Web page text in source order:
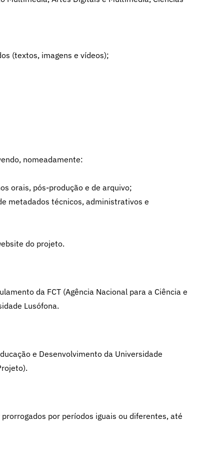
(textos, imagens e vídeos);
nomeadamente:
orais, pós-produção e de arquivo;
metadados técnicos, administrativos e
do projeto.
da FCT (Agência Nacional para a Ciência e
Lusófona.
e Desenvolvimento da Universidade
por períodos iguais ou diferentes, até